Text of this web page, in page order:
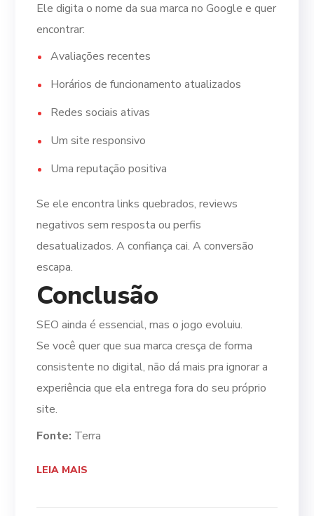
Ele digita o nome da sua marca no Google e quer
encontrar:
Avaliações recentes
Horários de funcionamento atualizados
Redes sociais ativas
Um site responsivo
Uma reputação positiva
Se ele encontra links quebrados, reviews
negativos sem resposta ou perfis
desatualizados. A confiança cai. A conversão
escapa.
Conclusão
SEO ainda é essencial, mas o jogo evoluiu.
Se você quer que sua marca cresça de forma
consistente no digital, não dá mais pra ignorar a
experiência que ela entrega fora do seu próprio
site.
Fonte: Terra
LEIA MAIS